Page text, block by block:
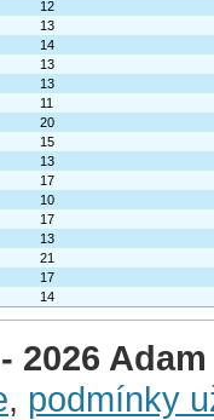
12
13
14
13
13
11
20
15
13
17
10
17
13
21
17
14
2026
, podmínky